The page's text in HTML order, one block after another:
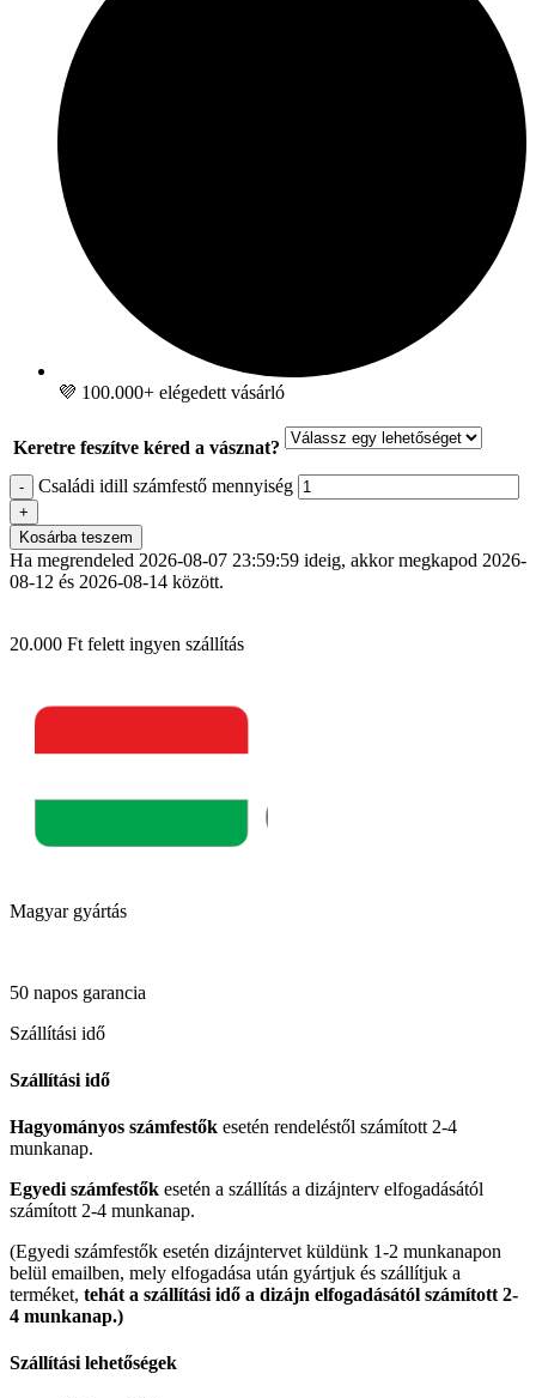
💜 100.000+ elégedett vásárló
Keretre feszítve kéred a vásznat?
- Családi idill számfestő mennyiség
+
Kosárba teszem
Ha megrendeled 2026-08-07 23:59:59 ideig, akkor megkapod 2026-
08-12 és 2026-08-14 között.
20.000 Ft felett ingyen szállítás
Magyar gyártás
50 napos garancia
Szállítási idő
Szállítási idő
Hagyományos számfestők esetén rendeléstől számított 2-4
munkanap.
Egyedi számfestők esetén a szállítás a dizájnterv elfogadásától
számított 2-4 munkanap.
(Egyedi számfestők esetén dizájntervet küldünk 1-2 munkanapon
belül emailben, mely elfogadása után gyártjuk és szállítjuk a
terméket, tehát a szállítási idő a dizájn elfogadásától számított 2-
4 munkanap.)
Szállítási lehetőségek